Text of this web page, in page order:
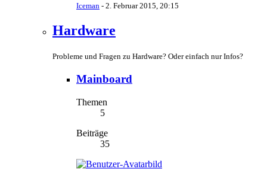
Iceman - 2. Februar 2015, 20:15
Hardware
Probleme und Fragen zu Hardware? Oder einfach nur Infos?
Mainboard
Themen
5
Beiträge
35